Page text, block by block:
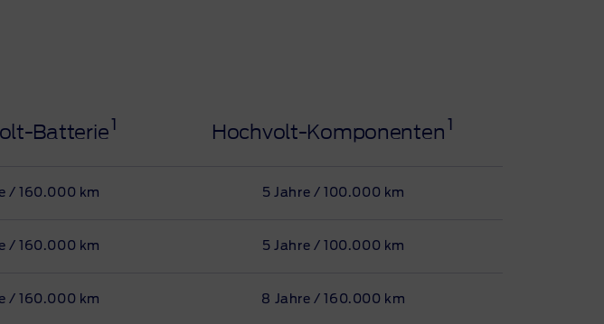
Batterie Hochvolt-Komponenten
/ 160.000 km 5 Jahre / 100.000 km
/ 160.000 km 5 Jahre / 100.000 km
/ 160.000 km 8 Jahre / 160.000 km